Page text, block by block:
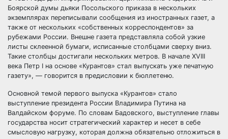
Боярской думы дьяки Посольского приказа в нескольких
экземплярах переписывали сообщения из иностранных газет, а
также от нескольких «собственных корреспондентов» за
рубежами России. Внешне газета представляла собой узкие
листы склеенной бумаги, исписанные столбцами сверху вниз.
Такие столбцы достигали нескольких метров. В начале XVIII
века Петр I на основе «Курантов» стал выпускать уже печатную
газету», — говорится в предисловии к бюллетеню.
Основной темой первого выпуска «Курантов» стало
выступление президента России Владимира Путина на
Валдайском форуме. По словам Бадовского, выступление главы
государства носит стратегический характер и несет в себе
смысловую нагрузку, которая должна обязательно отложиться в